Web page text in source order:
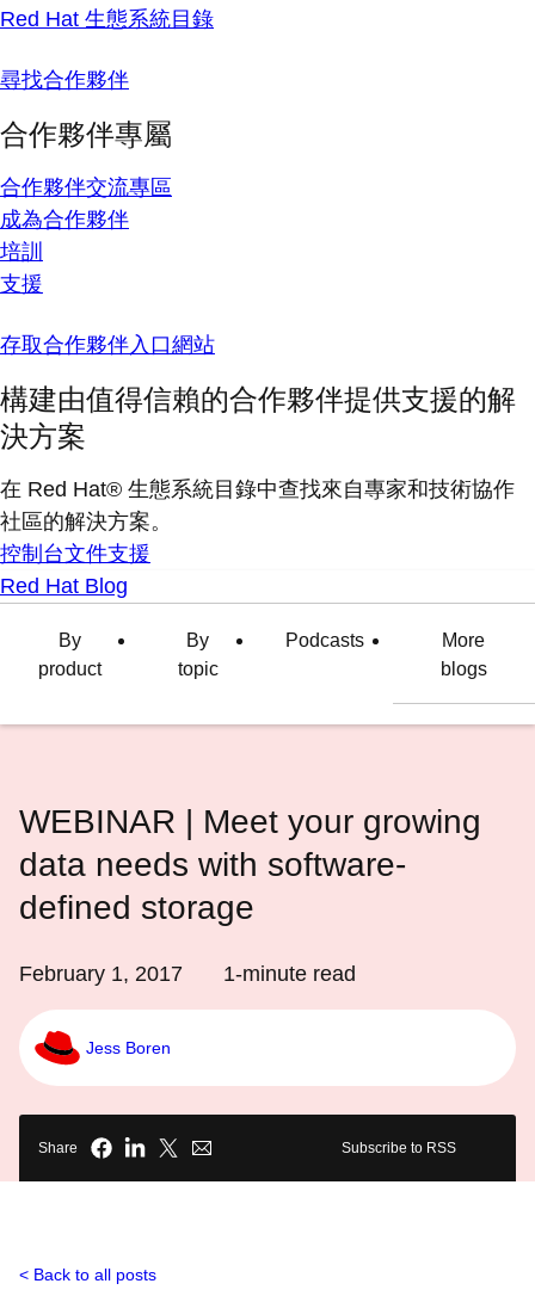
Red Hat 生態系統目錄
尋找合作夥伴
合作夥伴專屬
合作夥伴交流專區
成為合作夥伴
培訓
支援
存取合作夥伴入口網站
構建由值得信賴的合作夥伴提供支援的解
決方案
在 Red Hat® 生態系統目錄中查找來自專家和技術協作
社區的解決方案。
控制台文件支援
Red Hat Blog
By
product
By
topic
Podcasts
More
blogs
WEBINAR | Meet your growing
data needs with software-
defined storage
February 1, 2017 1-minute read
Jess Boren
Share Subscribe to RSS
Back to all posts